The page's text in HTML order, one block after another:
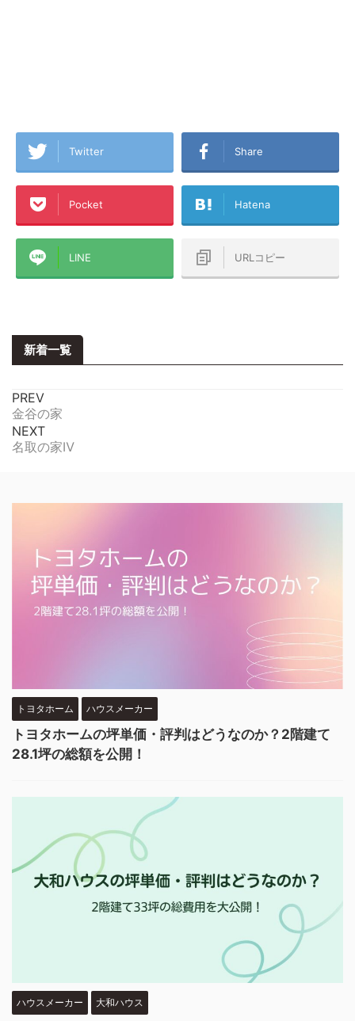
Twitter Share
Pocket Hatena
LINE URLコピー
新着一覧
PREV
金谷の家
NEXT
名取の家Ⅳ
トヨタホーム ハウスメーカー
トヨタホームの坪単価・評判はどうなのか？2階建て
28.1坪の総額を公開！
ハウスメーカー 大和ハウス